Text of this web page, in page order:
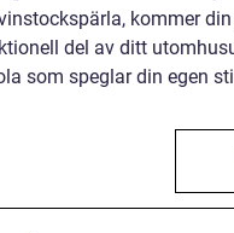
kommer
del av ditt
som speglar din egen